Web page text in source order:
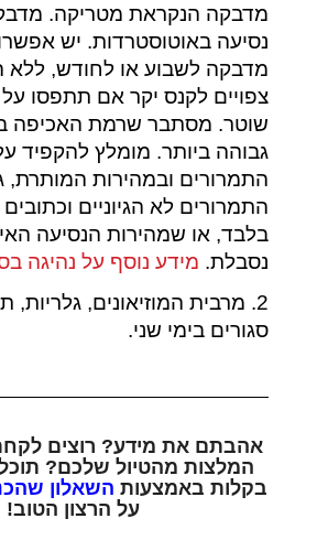
מדבקה הנקראת מטריקה.
נסיעה באוטוסטרדות. יש
מדבקה לשבוע או לחודש,
צפויים לקנס יקר אם תתפסו על
שוטר. מסתבר שרמת האכיפה
גבוהה ביותר. מומלץ להקפיד
התמרורים ובמהירות
התמרורים לא הגיוניים
בלבד, או שמהירות הנסיעה
נסבלת. מידע נוסף על נהיגה
2. מרבית המוזיאונים, גלריות,
סגורים בימי שני.
אהבתם את מידע? רוצים
המלצות מהטיול שלכם?
בקלות באמצעות השאלון
על הרצון הטוב!